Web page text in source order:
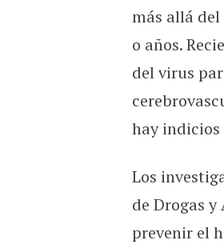
más allá
o años.
del virus
hay indicios
Los
de Drogas
prevenir el